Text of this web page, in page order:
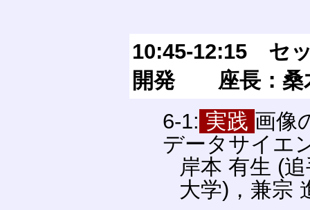
10:45-12:15 セ
開発 座長：桑
6-1: 実践 画像
データサイエ
岸本 有生 (
大学)，兼宗